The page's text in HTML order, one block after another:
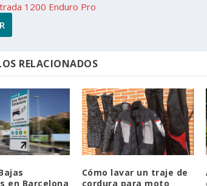
1200 Enduro Pro
RELACIONADOS
en Barcelona
Cómo lavar un traje de
cordura para moto